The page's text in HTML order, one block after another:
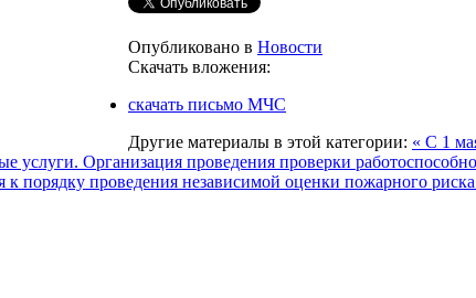
Опубликовано в Новости
Скачать вложения:
скачать письмо МЧС
Другие материалы в этой категории: « С 1
услуги. Организация проведения проверки
к порядку проведения независимой оценки пожарного